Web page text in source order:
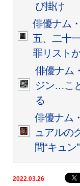
び掛け
俳優ナム
五、二十
罪リスト
俳優ナム
ジン…こ
る
俳優ナム
ュアルの
間“キュン”
2022.03.26